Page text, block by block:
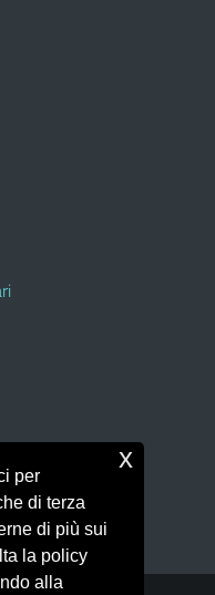
per
di terza
di più sui
la policy
alla
x